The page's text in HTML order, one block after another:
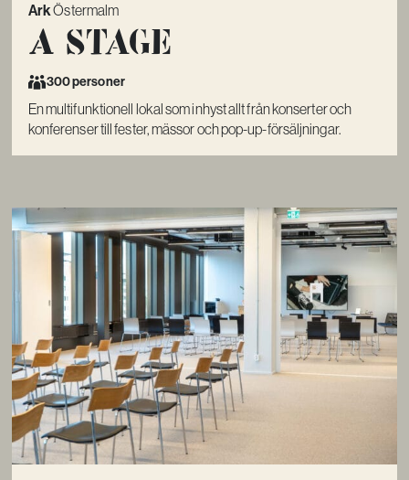
ArkÖstermalm
A Stage
300 personer
En multifunktionell lokal som inhyst allt från konserter och
konferenser till fester, mässor och pop-up-försäljningar.